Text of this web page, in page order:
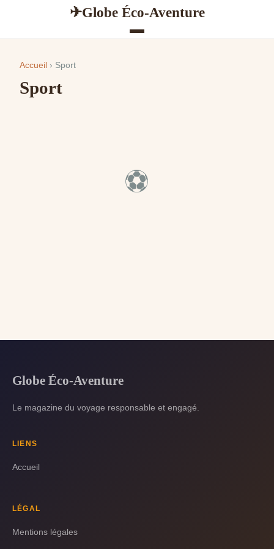
✈Globe Éco-Aventure
Accueil › Sport
Sport
⚽
Globe Éco-Aventure
Le magazine du voyage responsable et engagé.
LIENS
Accueil
LÉGAL
Mentions légales